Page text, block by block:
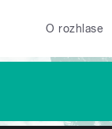
O rozhlase